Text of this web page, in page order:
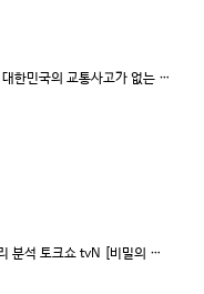
한민국의 교통사고가 없는 …
분석 토크쇼 tvN [비밀의 …